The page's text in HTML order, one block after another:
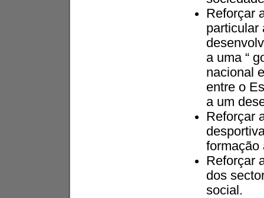
Reforçar
particular
a uma “
nacional
entre o
a um
Reforçar
formação
Reforçar
dos
social.